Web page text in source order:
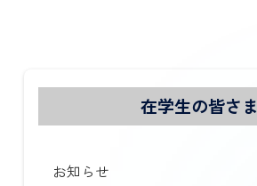
在学生の皆さま
お知らせ